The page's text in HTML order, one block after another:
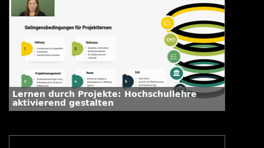
Lernen durch Projekte: Hochschullehre
aktivierend gestalten